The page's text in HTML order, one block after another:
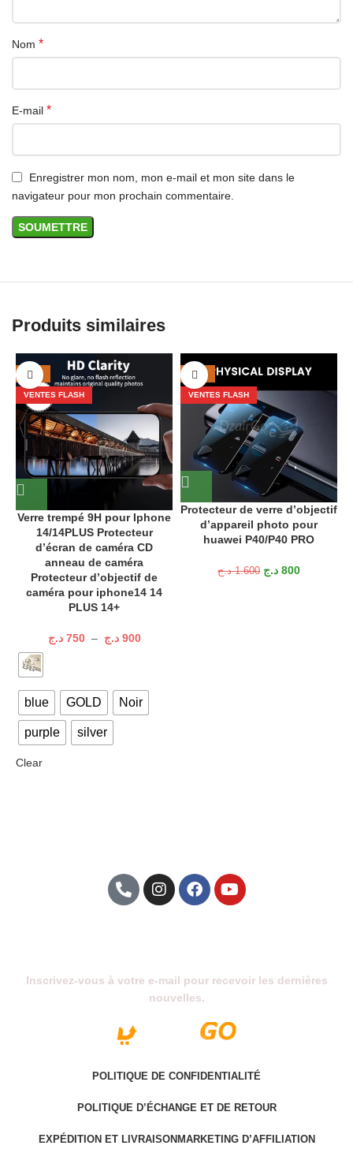
Nom *
E-mail *
Enregistrer mon nom, mon e-mail et mon site dans le
navigateur pour mon prochain commentaire.
Produits similaires
-50%
VENTES FLASH
Verre trempé 9H pour Iphone
14/14PLUS Protecteur
d’écran de caméra CD
anneau de caméra
Protecteur d’objectif de
caméra pour iphone14 14
PLUS 14+
750 د.ج – 900 د.ج
blue GOLD Noir
purple silver
Clear
-50%
VENTES FLASH
Protecteur de verre d’objectif
d’appareil photo pour
huawei P40/P40 PRO
1.600 د.ج 800 د.ج
Inscrivez-vous à votre e-mail pour recevoir les dernières
nouvelles.
POLITIQUE DE CONFIDENTIALITÉ
POLITIQUE D’ÉCHANGE ET DE RETOUR
EXPÉDITION ET LIVRAISON MARKETING D’AFFILIATION